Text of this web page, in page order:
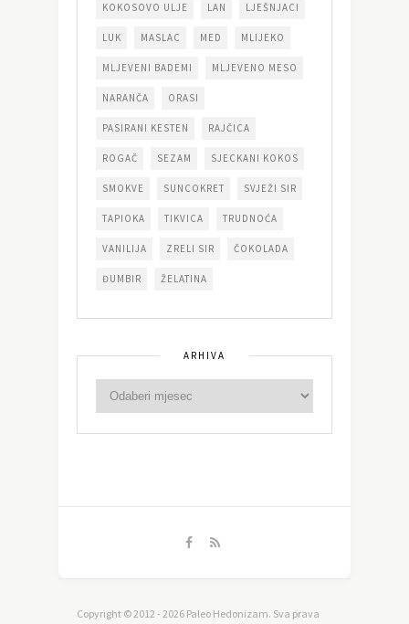
KOKOSOVO ULJE LAN LJEŠNJACI
LUK MASLAC MED MLIJEKO
MLJEVENI BADEMI MLJEVENO MESO
NARANČA ORASI
PASIRANI KESTEN RAJČICA
ROGAČ SEZAM SJECKANI KOKOS
SMOKVE SUNCOKRET SVJEŽI SIR
TAPIOKA TIKVICA TRUDNOĆA
VANILIJA ZRELI SIR ČOKOLADA
ĐUMBIR ŽELATINA
ARHIVA
Copyright © 2012 - 2026 Paleo Hedonizam. Sva prava